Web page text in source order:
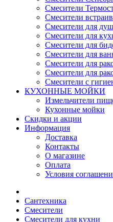
Смесители
Смесители
Смесители для
Смесители для
Смесители для
Смесители для
Смесители для
Смесители для
Смесители с
КУХОННЫЕ МОЙКИ
Измельчители
Кухонные мойки
Скидки и акции
Информация
Доставка
Контакты
О магазине
Оплата
Условия
Сантехника
Смесители
Смесители для кухни